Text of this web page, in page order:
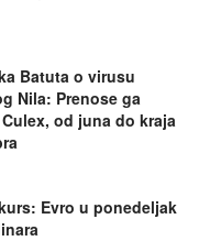
Batuta o virusu
Nila: Prenose ga
od juna do kraja
Evro u ponedeljak